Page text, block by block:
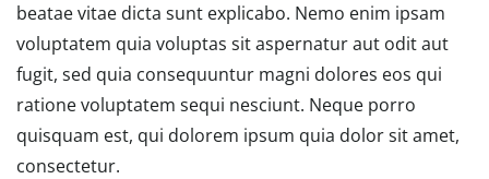
beatae vitae dicta sunt explicabo. Nemo enim ipsam
voluptatem quia voluptas sit aspernatur aut odit aut
fugit, sed quia consequuntur magni dolores eos qui
ratione voluptatem sequi nesciunt. Neque porro
quisquam est, qui dolorem ipsum quia dolor sit amet,
consectetur.